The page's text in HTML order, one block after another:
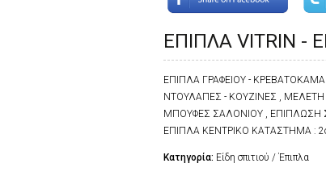
ΕΠΙΠΛΑ VITRIN -
ΕΠΙΠΛΑ ΓΡΑΦΕΙΟΥ -
ΝΤΟΥΛΑΠΕΣ - ΚΟΥΖΙΝΕΣ , ΜΕΛΕΤΗ
ΜΠΟΥΦΕΣ ΣΑΛΟΝΙΟΥ , ΕΠΙΠΛΩΣΗ
ΕΠΙΠΛΑ ΚΕΝΤΡΙΚΟ ΚΑΤΑΣΤΗΜΑ :
Κατηγορία: Είδη σπιτιού / Έπιπλα